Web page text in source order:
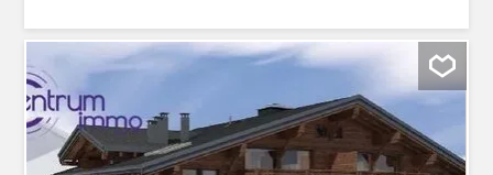
niveaux, cette villa a été pensée pour offrir des espaces
de vie lumineux et fonctionnels. Vous découvrirez, un wc
visiteur avec espace buanderie, une belle cuisine
moderne ouverte sur un vaste séjour d'environ 34 m² et
son cellier, un accès direct à la terrasse idéal pour profiter
pleinement des beaux jours et de sa piscine jacuzzi. À
l'étage, l'espace nuit se compose de deux chambres,